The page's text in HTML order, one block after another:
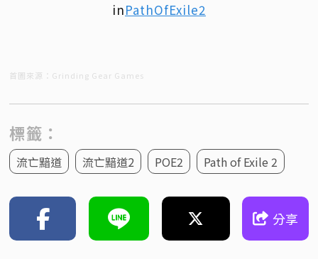
inPathOfExile2
首圖來源：Grinding Gear Games
標籤：
流亡黯道 流亡黯道2 POE2 Path of Exile 2
分享